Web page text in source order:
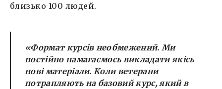
близько 100 людей.
«Формат курсів необмежений. Ми
постійно намагаємось викладати якісь
нові матеріали. Коли ветерани
потрапляють на базовий курс, який в